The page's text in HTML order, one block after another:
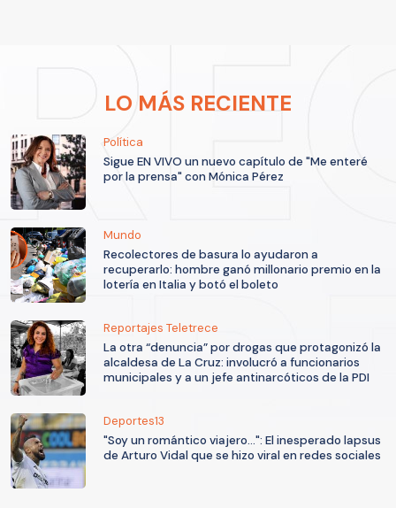
LO MÁS RECIENTE
Política
Sigue EN VIVO un nuevo capítulo de "Me enteré
por la prensa" con Mónica Pérez
Mundo
Recolectores de basura lo ayudaron a
recuperarlo: hombre ganó millonario premio en la
lotería en Italia y botó el boleto
Reportajes Teletrece
La otra “denuncia” por drogas que protagonizó la
alcaldesa de La Cruz: involucró a funcionarios
municipales y a un jefe antinarcóticos de la PDI
Deportes13
"Soy un romántico viajero...": El inesperado lapsus
de Arturo Vidal que se hizo viral en redes sociales